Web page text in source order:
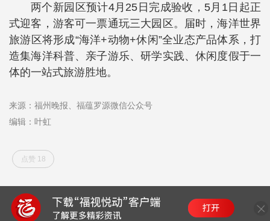
两个新园区预计4月25日完成验收，5月1日起正
式迎客，游客可一票通玩三大园区。届时，海洋世界
旅游区将形成“海洋+动物+休闲”全业态产品体系，打
造集海洋科普、亲子游乐、研学实践、休闲度假于一
体的一站式旅游胜地。
来源：福州晚报、福蕴罗源微信公众号
编辑：叶虹
点赞 18